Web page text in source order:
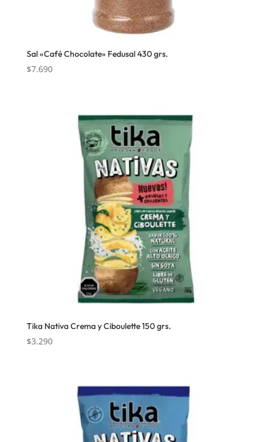
Sal «Café Chocolate» Fedusal 430 grs.
$7.690
Tika Nativa Crema y Ciboulette 150 grs.
$3.290